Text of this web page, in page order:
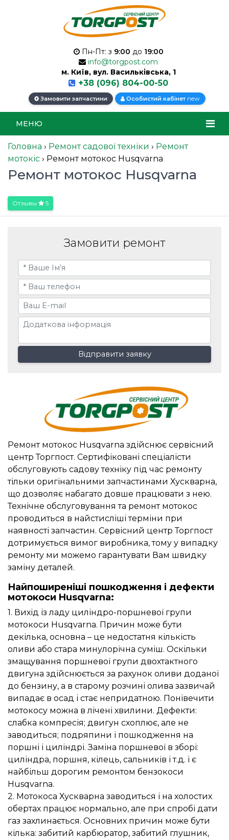
Пн-Пт: з 9:00 до 19:00
info@torgpost.com
м. Київ, вул. Васильківська, 1
+38 (096) 804-00-50
Замовити запчастини Особистий кабінет new
МЕНЮ
Головна › Ремонт садової техніки › Ремонт
мотокіс › Ремонт мотокос Husqvarna
Ремонт мотокос Husqvarna
Отзывы 5
Ремонт мотокос Husqvarna здійснює сервісний
центр Торгпост. Сертифіковані спеціалісти
обслуговують садову техніку під час ремонту
тільки оригінальними запчастинами Хускварна,
що дозволяє набагато довше працювати з нею.
Технічне обслуговування та ремонт мотокос
проводиться в найстисліші терміни при
наявності запчастин. Сервісний центр Торгпост
дотримується вимог виробника, тому у випадку
ремонту ми можемо гарантувати Вам швидку
заміну деталей.
Найпоширеніші пошкодження і дефекти
мотокоси Husqvarna:
1. Вихід із ладу циліндро-поршневої групи
мотокоси Husqvarna. Причин може бути
декілька, основна – це недостатня кількість
оливи або стара минулорічна суміш. Оскільки
змащування поршневої групи двохтактного
двигуна здійснюється за рахунок оливи доданої
до бензину, а в старому розчині олива зазвичай
випадає в осад і стає непридатною. Понівечити
мотокосу можна в лічені хвилини. Дефекти:
слабка компресія; двигун схоплює, але не
заводиться; подряпини і пошкодження на
поршні і циліндрі. Заміна поршневої в зборі:
циліндра, поршня, кілець, сальників і т.д. і є
найбільш дорогим ремонтом бензокоси
Husqvarna.
2. Мотокоса Хускварна заводиться і на холостих
обертах працює нормально, але при спробі дати
газ захлинається. Основних причин може бути
кілька: забитий карбюратор, забитий глушник,
Замовити ремонт
Відправити заявку